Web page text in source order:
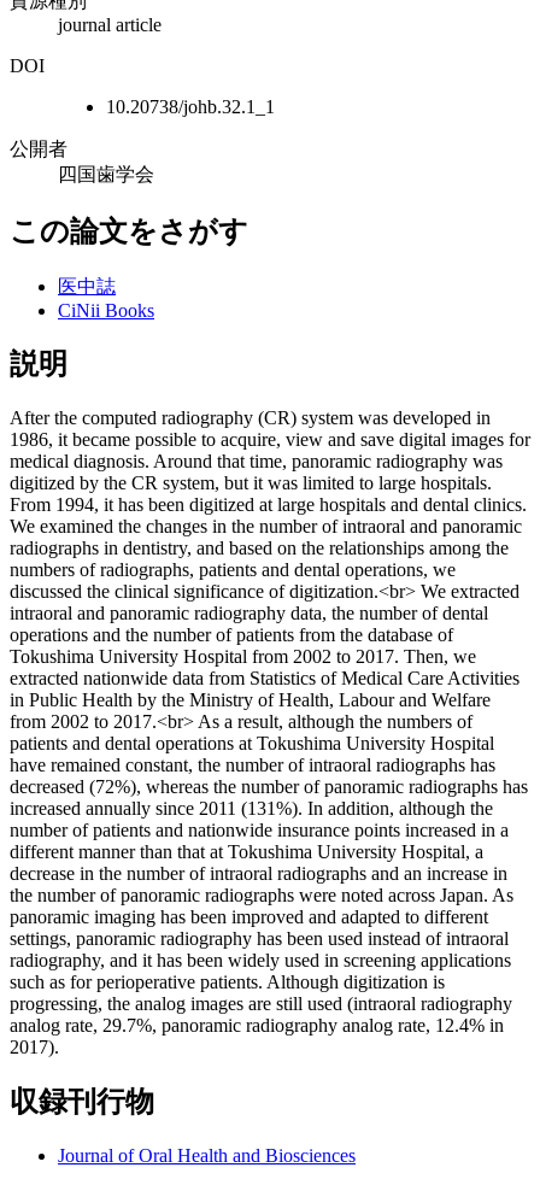
journal article
DOI
10.20738/johb.32.1_1
公開者
四国歯学会
この論文をさがす
医中誌
CiNii Books
説明
After the computed radiography (CR) system was developed in
1986, it became possible to acquire, view and save digital images for
medical diagnosis. Around that time, panoramic radiography was
digitized by the CR system, but it was limited to large hospitals.
From 1994, it has been digitized at large hospitals and dental clinics.
We examined the changes in the number of intraoral and panoramic
radiographs in dentistry, and based on the relationships among the
numbers of radiographs, patients and dental operations, we
discussed the clinical significance of digitization.<br> We extracted
intraoral and panoramic radiography data, the number of dental
operations and the number of patients from the database of
Tokushima University Hospital from 2002 to 2017. Then, we
extracted nationwide data from Statistics of Medical Care Activities
in Public Health by the Ministry of Health, Labour and Welfare
from 2002 to 2017.<br> As a result, although the numbers of
patients and dental operations at Tokushima University Hospital
have remained constant, the number of intraoral radiographs has
decreased (72%), whereas the number of panoramic radiographs has
increased annually since 2011 (131%). In addition, although the
number of patients and nationwide insurance points increased in a
different manner than that at Tokushima University Hospital, a
decrease in the number of intraoral radiographs and an increase in
the number of panoramic radiographs were noted across Japan. As
panoramic imaging has been improved and adapted to different
settings, panoramic radiography has been used instead of intraoral
radiography, and it has been widely used in screening applications
such as for perioperative patients. Although digitization is
progressing, the analog images are still used (intraoral radiography
analog rate, 29.7%, panoramic radiography analog rate, 12.4% in
2017).
収録刊行物
Journal of Oral Health and Biosciences